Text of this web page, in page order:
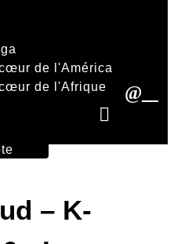
de l'América
de l'Afrique
– K-